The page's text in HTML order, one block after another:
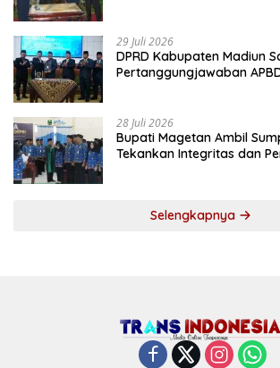
29 Juli 2026
DPRD Kabupaten Madiun
Pertanggungjawaban
28 Juli 2026
Bupati Magetan Ambil
Tekankan Integritas dan
Selengkapnya